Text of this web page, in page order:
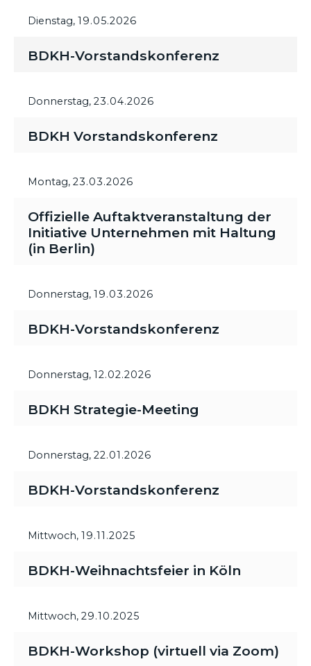
Dienstag, 19.05.2026
BDKH-Vorstandskonferenz
Donnerstag, 23.04.2026
BDKH Vorstandskonferenz
Montag, 23.03.2026
Offizielle Auftaktveranstaltung der
Initiative Unternehmen mit Haltung
(in Berlin)
Donnerstag, 19.03.2026
BDKH-Vorstandskonferenz
Donnerstag, 12.02.2026
BDKH Strategie-Meeting
Donnerstag, 22.01.2026
BDKH-Vorstandskonferenz
Mittwoch, 19.11.2025
BDKH-Weihnachtsfeier in Köln
Mittwoch, 29.10.2025
BDKH-Workshop (virtuell via Zoom)